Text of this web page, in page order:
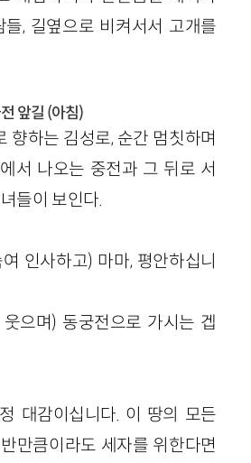
들, 길옆으로 비켜서서 고개를
앞길 (아침)
향하는 김성로, 순간 멈칫하며
서 나오는 중전과 그 뒤로 서
들이 보인다.
인사하고) 마마, 평안하십니
으며) 동궁전으로 가시는 겝
대감이십니다. 이 땅의 모든
만큼이라도 세자를 위한다면